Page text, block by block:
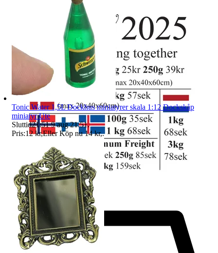
Tonic Water 1,5L Dockhus miniatyrer skala 1:12 Dockskåp
miniatyr Ute
Sluttid21:51 9 aug 21:51.
Pris:12 kr,Eller Köp nu 14 kr,.